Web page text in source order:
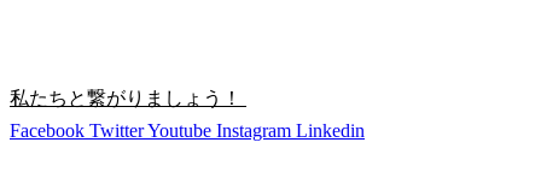
私たちと繋がりましょう！
Facebook TwitterYoutube Instagram Linkedin